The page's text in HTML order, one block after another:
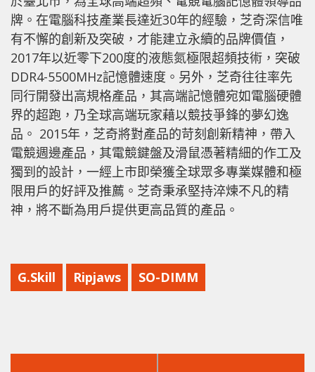
牌。在電腦科技產業長達近30年的經驗，芝奇深信唯
有不懈的創新及突破，才能建立永續的品牌價值，
2017年以近零下200度的液態氮極限超頻技術，突破
DDR4-5500MHz記憶體速度。另外，芝奇往往率先
同行開發出高規格產品，其高端記憶體宛如電腦硬體
界的超跑，乃全球高端玩家藉以競技爭鋒的夢幻逸
品。 2015年，芝奇將對產品的苛刻創新精神，帶入
電競週邊產品，其電競鍵盤及滑鼠憑著精細的作工及
獨到的設計，一經上市即榮獲全球眾多專業媒體和極
限用戶的好評及推薦。芝奇秉承堅持淬煉不凡的精
神，將不斷為用戶提供更高品質的產品。
G.Skill Ripjaws SO-DIMM